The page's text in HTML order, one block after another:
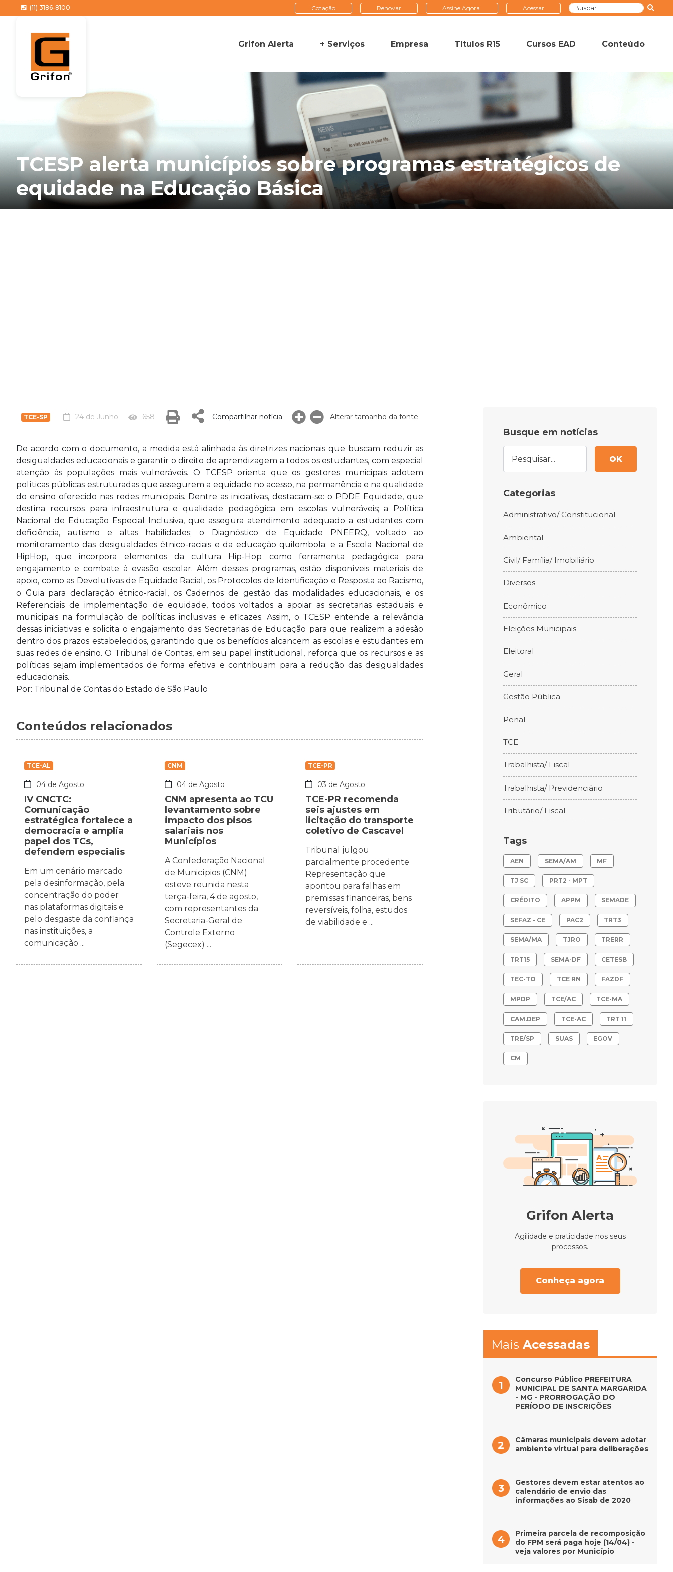
(11) 3186-8100 Cotação Renovar Assine Agora Acessar
Grifon Alerta + Serviços Empresa Títulos R15 Cursos EAD Conteúdo
TCESP alerta municípios sobre programas estratégicos de
equidade na Educação Básica
TCE-SP 24 de Junho 658 Compartilhar notícia Alterar tamanho da fonte
De acordo com o documento, a medida está alinhada às diretrizes nacionais que buscam reduzir as
desigualdades educacionais e garantir o direito de aprendizagem a todos os estudantes, com especial
atenção às populações mais vulneráveis. O TCESP orienta que os gestores municipais adotem
políticas públicas estruturadas que assegurem a equidade no acesso, na permanência e na qualidade
do ensino oferecido nas redes municipais. Dentre as iniciativas, destacam-se: o PDDE Equidade, que
destina recursos para infraestrutura e qualidade pedagógica em escolas vulneráveis; a Política
Nacional de Educação Especial Inclusiva, que assegura atendimento adequado a estudantes com
deficiência, autismo e altas habilidades; o Diagnóstico de Equidade PNEERQ, voltado ao
monitoramento das desigualdades étnico-raciais e da educação quilombola; e a Escola Nacional de
HipHop, que incorpora elementos da cultura Hip-Hop como ferramenta pedagógica para
engajamento e combate à evasão escolar. Além desses programas, estão disponíveis materiais de
apoio, como as Devolutivas de Equidade Racial, os Protocolos de Identificação e Resposta ao Racismo,
o Guia para declaração étnico-racial, os Cadernos de gestão das modalidades educacionais, e os
Referenciais de implementação de equidade, todos voltados a apoiar as secretarias estaduais e
municipais na formulação de políticas inclusivas e eficazes. Assim, o TCESP entende a relevância
dessas iniciativas e solicita o engajamento das Secretarias de Educação para que realizem a adesão
dentro dos prazos estabelecidos, garantindo que os benefícios alcancem as escolas e estudantes em
suas redes de ensino. O Tribunal de Contas, em seu papel institucional, reforça que os recursos e as
políticas sejam implementados de forma efetiva e contribuam para a redução das desigualdades
educacionais.
Por: Tribunal de Contas do Estado de São Paulo
Conteúdos relacionados
TCE-AL
04 de Agosto
IV CNCTC:
Comunicação
estratégica fortalece a
democracia e amplia
papel dos TCs,
defendem especialis
Em um cenário marcado
pela desinformação, pela
concentração do poder
nas plataformas digitais e
pelo desgaste da confiança
nas instituições, a
comunicação ...
CNM
04 de Agosto
CNM apresenta ao TCU
levantamento sobre
impacto dos pisos
salariais nos
Municípios
A Confederação Nacional
de Municípios (CNM)
esteve reunida nesta
terça-feira, 4 de agosto,
com representantes da
Secretaria-Geral de
Controle Externo
(Segecex) ...
TCE-PR
03 de Agosto
TCE-PR recomenda
seis ajustes em
licitação do transporte
coletivo de Cascavel
Tribunal julgou
parcialmente procedente
Representação que
apontou para falhas em
premissas financeiras, bens
reversíveis, folha, estudos
de viabilidade e ...
Busque em notícias
OK
Categorias
Administrativo/ Constitucional
Ambiental
Civil/ Família/ Imobiliário
Diversos
Econômico
Eleições Municipais
Eleitoral
Geral
Gestão Pública
Penal
TCE
Trabalhista/ Fiscal
Trabalhista/ Previdenciário
Tributário/ Fiscal
Tags
AEN SEMA/AM MF
TJ SC PRT2 - MPT
CRÉDITO APPM SEMADE
SEFAZ - CE PAC2 TRT3
SEMA/MA TJRO TRERR
TRT15 SEMA-DF CETESB
TEC-TO TCE RN FAZDF
MPDP TCE/AC TCE-MA
CAM.DEP TCE-AC TRT 11
TRE/SP SUAS EGOV
CM
Grifon Alerta
Agilidade e praticidade nos seus
processos.
Conheça agora
Mais Acessadas
Concurso Público PREFEITURA
MUNICIPAL DE SANTA MARGARIDA
- MG - PRORROGAÇÃO DO
PERÍODO DE INSCRIÇÕES
Câmaras municipais devem adotar
ambiente virtual para deliberações
Gestores devem estar atentos ao
calendário de envio das
informações ao Sisab de 2020
Primeira parcela de recomposição
do FPM será paga hoje (14/04) -
veja valores por Município